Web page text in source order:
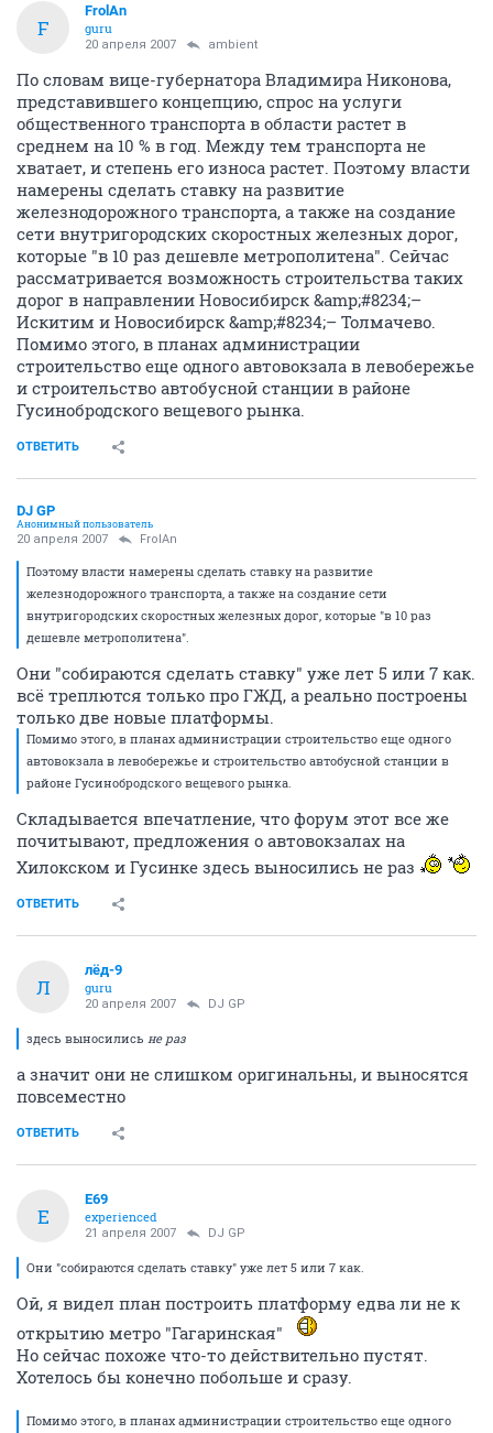
F
FrolAn
guru
20 апреля 2007 ambient
По словам вице-губернатора Владимира Никонова,
представившего концепцию, спрос на услуги
общественного транспорта в области растет в
среднем на 10 % в год. Между тем транспорта не
хватает, и степень его износа растет. Поэтому власти
намерены сделать ставку на развитие
железнодорожного транспорта, а также на создание
сети внутригородских скоростных железных дорог,
которые "в 10 раз дешевле метрополитена". Сейчас
рассматривается возможность строительства таких
дорог в направлении Новосибирск &amp;#8234;–
Искитим и Новосибирск &amp;#8234;– Толмачево.
Помимо этого, в планах администрации
строительство еще одного автовокзала в левобережье
и строительство автобусной станции в районе
Гусинобродского вещевого рынка.
ОТВЕТИТЬ
DJ GP
Анонимный пользователь
20 апреля 2007 FrolAn
Поэтому власти намерены сделать ставку на развитие
железнодорожного транспорта, а также на создание сети
внутригородских скоростных железных дорог, которые "в 10 раз
дешевле метрополитена".
Они "собираются сделать ставку" уже лет 5 или 7 как.
всё треплются только про ГЖД, а реально построены
только две новые платформы.
Помимо этого, в планах администрации строительство еще одного
автовокзала в левобережье и строительство автобусной станции в
районе Гусинобродского вещевого рынка.
Складывается впечатление, что форум этот все же
почитывают, предложения о автовокзалах на
Хилокском и Гусинке здесь выносились не раз
ОТВЕТИТЬ
Л
лёд-9
guru
20 апреля 2007 DJ GP
здесь выносились не раз
а значит они не слишком оригинальны, и выносятся
повсеместно
ОТВЕТИТЬ
E
E69
experienced
21 апреля 2007 DJ GP
Они "собираются сделать ставку" уже лет 5 или 7 как.
Ой, я видел план построить платформу едва ли не к
открытию метро "Гагаринская"
Но сейчас похоже что-то действительно пустят.
Хотелось бы конечно побольше и сразу.
Помимо этого, в планах администрации строительство еще одного